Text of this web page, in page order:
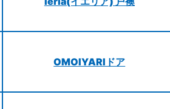
OMOIYARIドア